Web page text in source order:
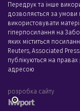
Передрук та інше
дозволяється за умови
використовувати
гіперпосилання на
яких міститься
Reuters, Associated
публікуються на
адресою
розробка сайту